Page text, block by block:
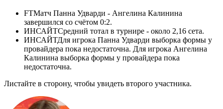
FTМатч Панна Удварди - Ангелина Калинина
завершился со счётом 0:2.
ИНСАЙТСредний тотал в турнире - около 2,16 сета.
ИНСАЙТДля игрока Панна Удварди выборка формы у
провайдера пока недостаточна. Для игрока Ангелина
Калинина выборка формы у провайдера пока
недостаточна.
Листайте в сторону, чтобы увидеть второго участника.